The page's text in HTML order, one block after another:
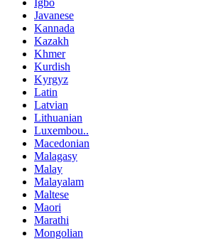
Igbo
Javanese
Kannada
Kazakh
Khmer
Kurdish
Kyrgyz
Latin
Latvian
Lithuanian
Luxembou..
Macedonian
Malagasy
Malay
Malayalam
Maltese
Maori
Marathi
Mongolian